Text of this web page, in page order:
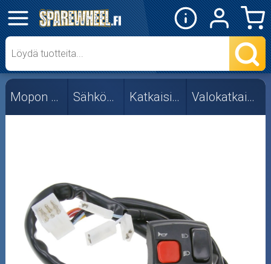
✕
Mopon osat
Skootterin osat
Crossipyörän osat
Moottorikelkan osat
Mopoauton osat
Mönkijän osat
Mopon osat Sähköosat Katkaisimet Valokatkaisimet